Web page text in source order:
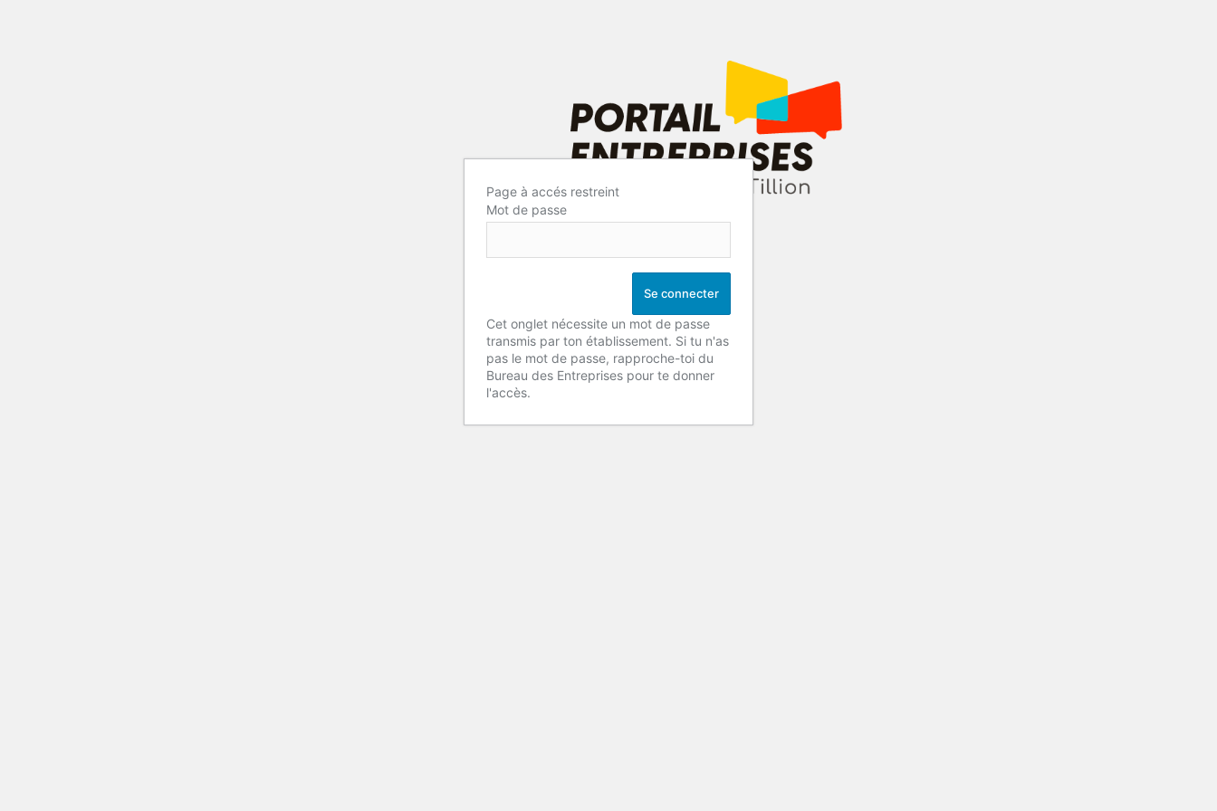
Page à accés restreint
Mot de passe
Cet onglet nécessite un mot de passe
transmis par ton établissement. Si tu n'as
pas le mot de passe, rapproche-toi du
Bureau des Entreprises pour te donner
l'accès.